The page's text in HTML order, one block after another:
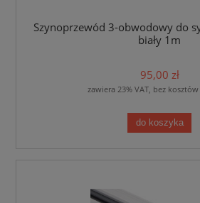
Szynoprzewód 3-obwodowy do
biały 1m
95,00 zł
zawiera 23% VAT, bez
do koszyka